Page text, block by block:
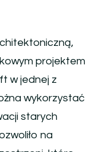
projektem
w jednej z
wykorzystać
starych
na